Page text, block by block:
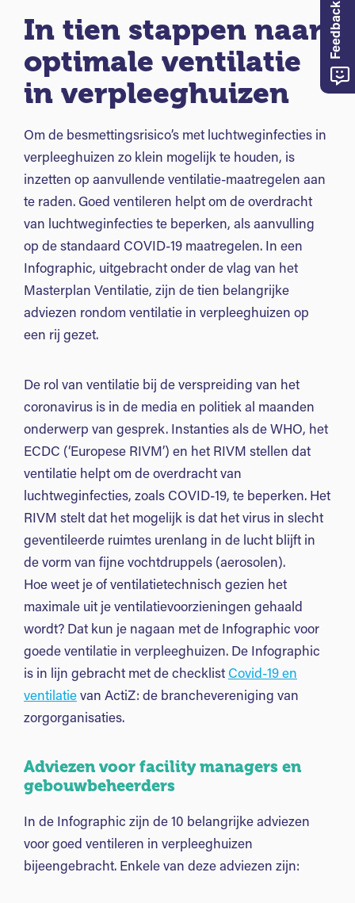
In tien stappen naar
optimale ventilatie
in verpleeghuizen
Om de besmettingsrisico’s met luchtweginfecties in
verpleeghuizen zo klein mogelijk te houden, is
inzetten op aanvullende ventilatie-maatregelen aan
te raden. Goed ventileren helpt om de overdracht
van luchtweginfecties te beperken, als aanvulling
op de standaard COVID-19 maatregelen. In een
Infographic, uitgebracht onder de vlag van het
Masterplan Ventilatie, zijn de tien belangrijke
adviezen rondom ventilatie in verpleeghuizen op
een rij gezet.
De rol van ventilatie bij de verspreiding van het
coronavirus is in de media en politiek al maanden
onderwerp van gesprek. Instanties als de WHO, het
ECDC (‘Europese RIVM’) en het RIVM stellen dat
ventilatie helpt om de overdracht van
luchtweginfecties, zoals COVID-19, te beperken. Het
RIVM stelt dat het mogelijk is dat het virus in slecht
geventileerde ruimtes urenlang in de lucht blijft in
de vorm van fijne vochtdruppels (aerosolen).
Hoe weet je of ventilatietechnisch gezien het
maximale uit je ventilatievoorzieningen gehaald
wordt? Dat kun je nagaan met de Infographic voor
goede ventilatie in verpleeghuizen. De Infographic
is in lijn gebracht met de checklist Covid-19 en
ventilatie van ActiZ: de branchevereniging van
zorgorganisaties.
Adviezen voor facility managers en
gebouwbeheerders
In de Infographic zijn de 10 belangrijke adviezen
voor goed ventileren in verpleeghuizen
bijeengebracht. Enkele van deze adviezen zijn:
Feedback